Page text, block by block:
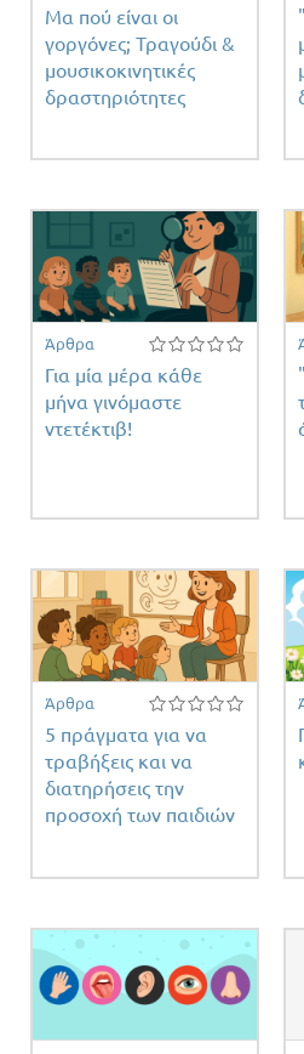
Μα πού είναι οι
γοργόνες; Τραγούδι &
μουσικοκινητικές
δραστηριότητες
Άρθρα
Για μία μέρα κάθε
μήνα γινόμαστε
ντετέκτιβ!
Άρθρα
5 πράγματα για να
τραβήξεις και να
διατηρήσεις την
προσοχή των παιδιών